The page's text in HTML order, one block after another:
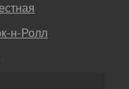
н-Ролл